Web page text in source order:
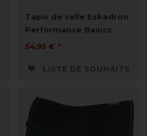
Tapis de selle Eskadron
Performance Basics
54,95 € *
LISTE DE SOUHAITS